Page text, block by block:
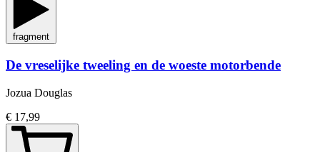
fragment
De vreselijke tweeling en de woeste motorbende
Jozua Douglas
€ 17,99